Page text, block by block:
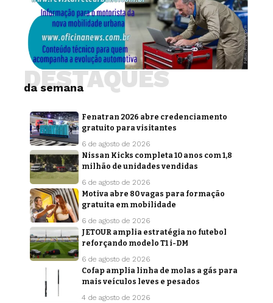
da semana
DESTAQUES
Fenatran 2026 abre credenciamento
gratuito para visitantes
6 de agosto de 2026
Nissan Kicks completa 10 anos com 1,8
milhão de unidades vendidas
6 de agosto de 2026
Motiva abre 80 vagas para formação
gratuita em mobilidade
6 de agosto de 2026
JETOUR amplia estratégia no futebol
reforçando modelo T1 i-DM
6 de agosto de 2026
Cofap amplia linha de molas a gás para
mais veículos leves e pesados
4 de agosto de 2026